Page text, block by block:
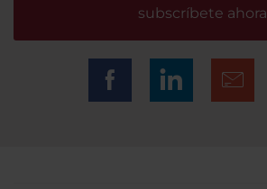
subscríbete ahora